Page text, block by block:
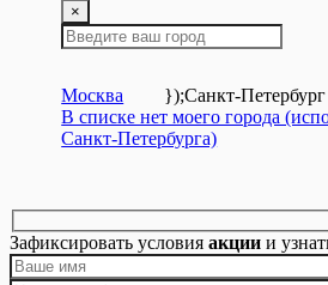
×
Москва });Санкт-Петербург
В списке нет моего города
Санкт-Петербурга)
Зафиксировать условия акции и